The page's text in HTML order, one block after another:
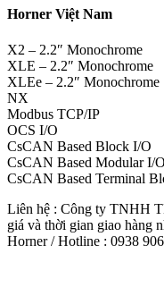
Horner Việt Nam
X2 – 2.2″ Monochrome
XLE – 2.2″ Monochrome
XLEe – 2.2″ Monochrome
NX
Modbus TCP/IP
OCS I/O
CsCAN Based Block I/O
CsCAN Based Modular I/O
CsCAN Based Terminal
Liên hệ : Công ty TNHH
giá và thời gian giao hàng
Horner / Hotline : 0938